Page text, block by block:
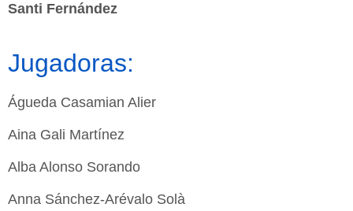
Santi Fernández
Jugadoras:
Águeda Casamian Alier
Aina Gali Martínez
Alba Alonso Sorando
Anna Sánchez-Arévalo Solà